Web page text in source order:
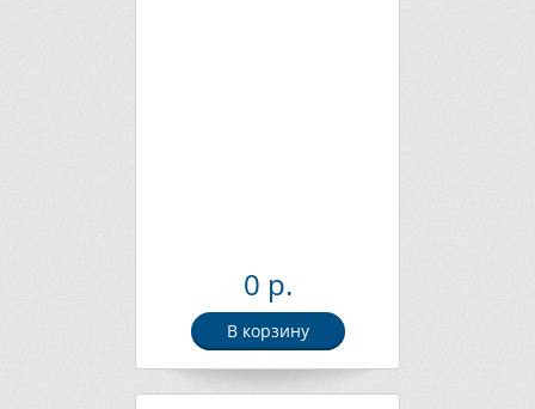
0 р.
В корзину